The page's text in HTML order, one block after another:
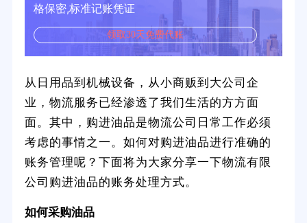
格保密,标准记账凭证
领取30天免费代账
从日用品到机械设备，从小商贩到大公司企
业，物流服务已经渗透了我们生活的方方面
面。其中，购进油品是物流公司日常工作必须
考虑的事情之一。如何对购进油品进行准确的
账务管理呢？下面将为大家分享一下物流有限
公司购进油品的账务处理方式。
如何采购油品